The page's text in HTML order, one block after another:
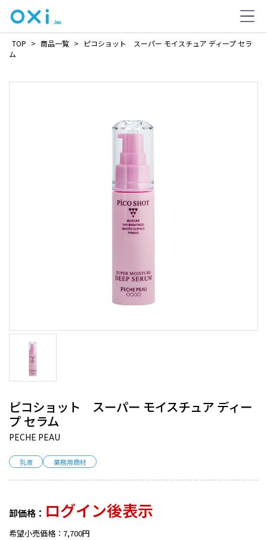
TOP > 商品一覧 >
ピコショット スーパー モイスチュア ディープ セラ
ム
ピコショット スーパー モイスチュア ディー
プ セラム
PECHE PEAU
乳液 業務用商材
卸価格： ログイン後表示
希望小売価格：7,700円